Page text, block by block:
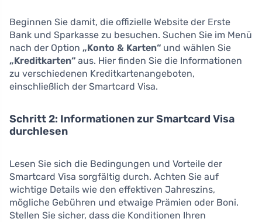
Beginnen Sie damit, die offizielle Website der Erste
Bank und Sparkasse zu besuchen. Suchen Sie im Menü
nach der Option „Konto & Karten“ und wählen Sie
„Kreditkarten“ aus. Hier finden Sie die Informationen
zu verschiedenen Kreditkartenangeboten,
einschließlich der Smartcard Visa.
Schritt 2: Informationen zur Smartcard Visa
durchlesen
Lesen Sie sich die Bedingungen und Vorteile der
Smartcard Visa sorgfältig durch. Achten Sie auf
wichtige Details wie den effektiven Jahreszins,
mögliche Gebühren und etwaige Prämien oder Boni.
Stellen Sie sicher, dass die Konditionen Ihren